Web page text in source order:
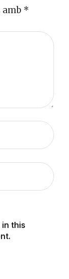
amb *
in this